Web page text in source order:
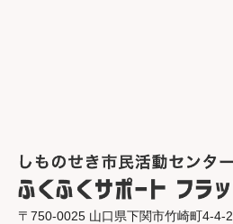
〒750-0025 山口県下関市竹崎町4-4-2